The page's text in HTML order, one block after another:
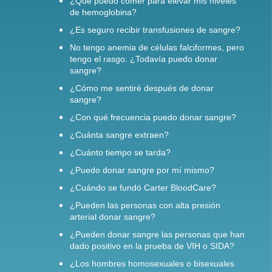
de hemoglobina?
¿Es seguro recibir transfusiones de sangre?
No tengo anemia de células falciformes, pero
tengo el rasgo. ¿Todavía puedo donar
sangre?
¿Cómo me sentiré después de donar
sangre?
¿Con qué frecuencia puedo donar sangre?
¿Cuánta sangre extraen?
¿Cuánto tiempo se tarda?
¿Puedo donar sangre por mí mismo?
¿Cuándo se fundó Carter BloodCare?
¿Pueden las personas con alta presión
arterial donar sangre?
¿Pueden donar sangre las personas que han
dado positivo en la prueba de VIH o SIDA?
¿Los hombres homosexuales o bisexuales